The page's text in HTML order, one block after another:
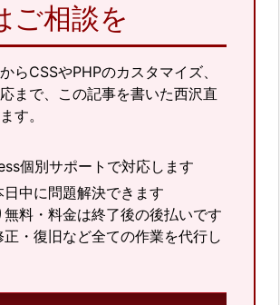
ご相談を
らCSSやPHPのカスタマイズ、
まで、この記事を書いた西沢直
す。
個別サポートで対応します
日中に問題解決できます
無料・料金は終了後の後払いです
・復旧など全ての作業を代行し